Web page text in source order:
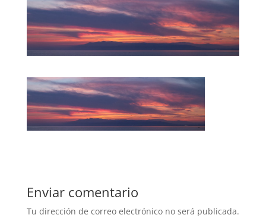
Enviar comentario
Tu dirección de correo electrónico no será publicada.